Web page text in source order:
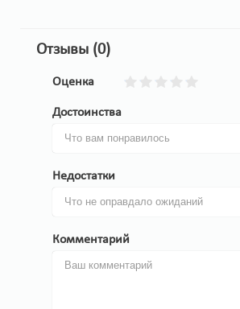
Отзывы (0)
Оценка
Достоинства
Недостатки
Комментарий